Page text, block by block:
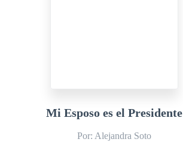
Mi Esposo es el Presidente
Por: Alejandra Soto